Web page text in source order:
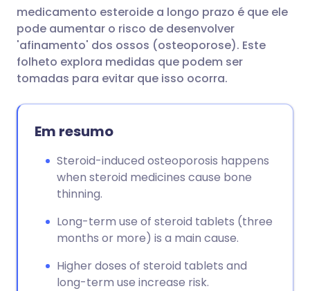
Compartilhar via LinkedIn
Compartilhar via X
Compartilhar via WhatsApp
🇮🇹 Italiano 🇵🇹
🇮🇳 हिन्दी
🇸🇦 عربي 🇸🇪 Svenska
medicamento esteroide a longo prazo é que ele
pode aumentar o risco de desenvolver
'afinamento' dos ossos (osteoporose). Este
folheto explora medidas que podem ser
tomadas para evitar que isso ocorra.
Em resumo
Steroid-induced osteoporosis happens
when steroid medicines cause bone
thinning.
Long-term use of steroid tablets (three
months or more) is a main cause.
Higher doses of steroid tablets and
long-term use increase risk.